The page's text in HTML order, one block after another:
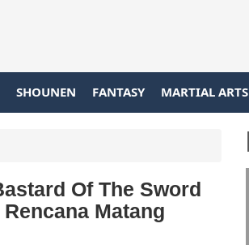
SHOUNEN FANTASY MARTIAL ARTS
Of The Sword
Matang